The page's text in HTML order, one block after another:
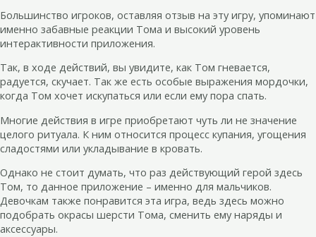
Большинство игроков, оставляя отзыв на эту игру, упоминают
именно забавные реакции Тома и высокий уровень
интерактивности приложения.
Так, в ходе действий, вы увидите, как Том гневается,
радуется, скучает. Так же есть особые выражения мордочки,
когда Том хочет искупаться или если ему пора спать.
Многие действия в игре приобретают чуть ли не значение
целого ритуала. К ним относится процесс купания, угощения
сладостями или укладывание в кровать.
Однако не стоит думать, что раз действующий герой здесь
Том, то данное приложение – именно для мальчиков.
Девочкам также понравится эта игра, ведь здесь можно
подобрать окрасы шерсти Тома, сменить ему наряды и
аксессуары.